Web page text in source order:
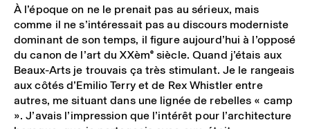
À l’époque on ne le prenait pas au sérieux, mais
comme il ne s’intéressait pas au discours moderniste
dominant de son temps, il figure aujourd’hui à l’opposé
du canon de l’art du XXèmesiècle. Quand j’étais aux
Beaux-Arts je trouvais ça très stimulant. Je le rangeais
aux côtés d’Emilio Terry et de Rex Whistler entre
autres, me situant dans une lignée de rebelles « camp
». J’avais l’impression que l’intérêt pour l’architecture